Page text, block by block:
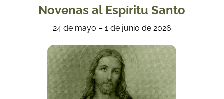
Novenas al Espíritu Santo
24 de mayo – 1 de junio de 2026